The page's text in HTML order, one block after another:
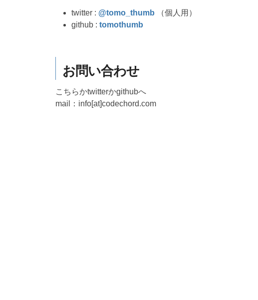
twitter : @tomo_thumb （個人用）
github : tomothumb
お問い合わせ
こちらかtwitterかgithubへ
mail：info[at]codechord.com